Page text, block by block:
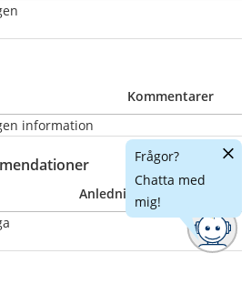
Kommentarer
information
Anledning
Frågor?
Chatta med
mig!
Dölj